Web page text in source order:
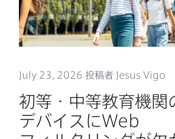
July 23 , 2026 投稿者 Jesus Vigo
初等・中等教育機関
デバイスにWeb